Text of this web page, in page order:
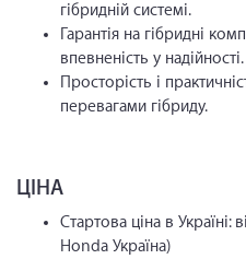
гібридній системі.
Гарантія на гібридні
впевненість у надійності.
Просторість і
перевагами гібриду.
ЦІНА
Стартова ціна в Україні:
Honda Україна)